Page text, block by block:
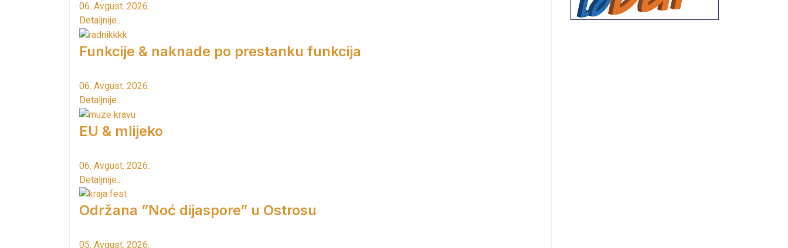
06. Avgust. 2026.
Detaljnije...
Funkcije & naknade po prestanku funkcija
06. Avgust. 2026.
Detaljnije...
EU & mlijeko
06. Avgust. 2026.
Detaljnije...
Održana ”Noć dijaspore” u Ostrosu
05. Avgust. 2026.